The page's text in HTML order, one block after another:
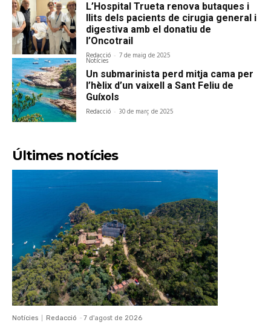
L’Hospital Trueta renova butaques i
llits dels pacients de cirugia general i
digestiva amb el donatiu de
l’Oncotrail
Redacció - 7 de maig de 2025
Notícies
Un submarinista perd mitja cama per
l’hèlix d’un vaixell a Sant Feliu de
Guíxols
Redacció - 30 de març de 2025
Últimes notícies
Notícies Redacció - 7 d'agost de 2026